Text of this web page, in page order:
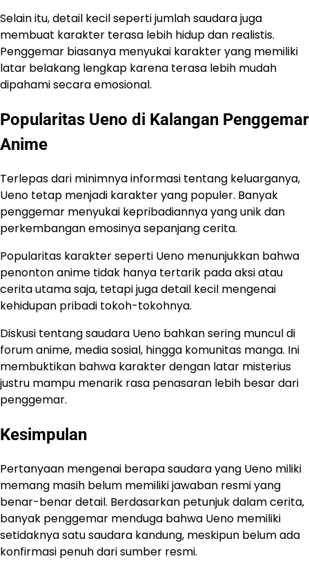
Selain itu, detail kecil seperti jumlah saudara juga
membuat karakter terasa lebih hidup dan realistis.
Penggemar biasanya menyukai karakter yang memiliki
latar belakang lengkap karena terasa lebih mudah
dipahami secara emosional.
Popularitas Ueno di Kalangan Penggemar
Anime
Terlepas dari minimnya informasi tentang keluarganya,
Ueno tetap menjadi karakter yang populer. Banyak
penggemar menyukai kepribadiannya yang unik dan
perkembangan emosinya sepanjang cerita.
Popularitas karakter seperti Ueno menunjukkan bahwa
penonton anime tidak hanya tertarik pada aksi atau
cerita utama saja, tetapi juga detail kecil mengenai
kehidupan pribadi tokoh-tokohnya.
Diskusi tentang saudara Ueno bahkan sering muncul di
forum anime, media sosial, hingga komunitas manga. Ini
membuktikan bahwa karakter dengan latar misterius
justru mampu menarik rasa penasaran lebih besar dari
penggemar.
Kesimpulan
Pertanyaan mengenai berapa saudara yang Ueno miliki
memang masih belum memiliki jawaban resmi yang
benar-benar detail. Berdasarkan petunjuk dalam cerita,
banyak penggemar menduga bahwa Ueno memiliki
setidaknya satu saudara kandung, meskipun belum ada
konfirmasi penuh dari sumber resmi.